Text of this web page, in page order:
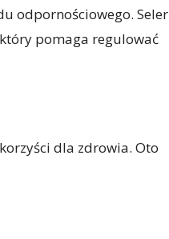
odpornościowego. Seler
pomaga regulować
dla zdrowia. Oto